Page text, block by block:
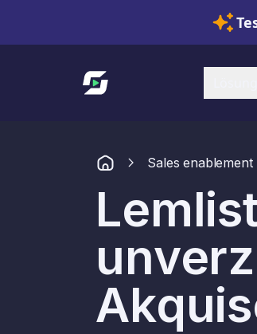
Link zur Startseite
Sales enablement